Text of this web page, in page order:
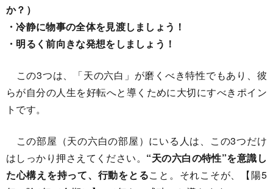
か？）
・冷静に物事の全体を見渡しましょう！
・明るく前向きな発想をしましょう！
この3つは、「天の六白」が磨くべき特性でもあり、彼
らが自分の人生を好転へと導くために大切にすべきポイン
トです。
この部屋（天の六白の部屋）にいる人は、この3つだけ
はしっかり押さえてください。 “天の六白の特性”を意識し
た心構えを持って、行動をとること。それこそが、【陽5